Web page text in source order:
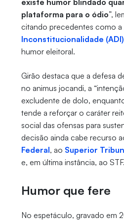
existe humor blindado
plataforma para o ódio”,
citando precedentes como a
Inconstitucionalidade
humor eleitoral.
Girão destaca que a defesa
no animus jocandi, a
excludente de dolo,
tende a reforçar o caráter
social das ofensas para
decisão ainda cabe recurso
Federal, ao Superior
e, em última instância, ao STF.
Humor que fere
No espetáculo, gravado em